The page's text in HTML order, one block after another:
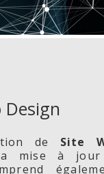
Design
de Site
mise à jour